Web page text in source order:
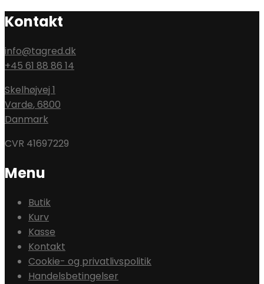
Kontakt
info@tagred.dk
+45 61 88 86 14
Skelhøjvej 1
Varde,6800
Danmark
CVR 41697229
Menu
Butik
Kurv
Kasse
Kontakt
Cookie- og privatlivspolitik
Handelsbetingelser